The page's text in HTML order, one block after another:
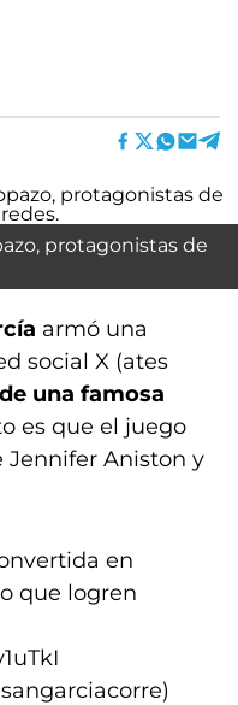
protagonistas de
armó una
social X (ates
de una famosa
es que el juego
Aniston y
en
que logren